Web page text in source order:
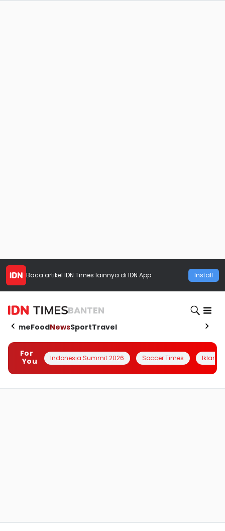
Baca artikel IDN Times lainnya di IDN App Install
BANTEN
HomeFoodNewsSportTravel
For
You
Indonesia Summit 2026 Soccer Times Iklanin